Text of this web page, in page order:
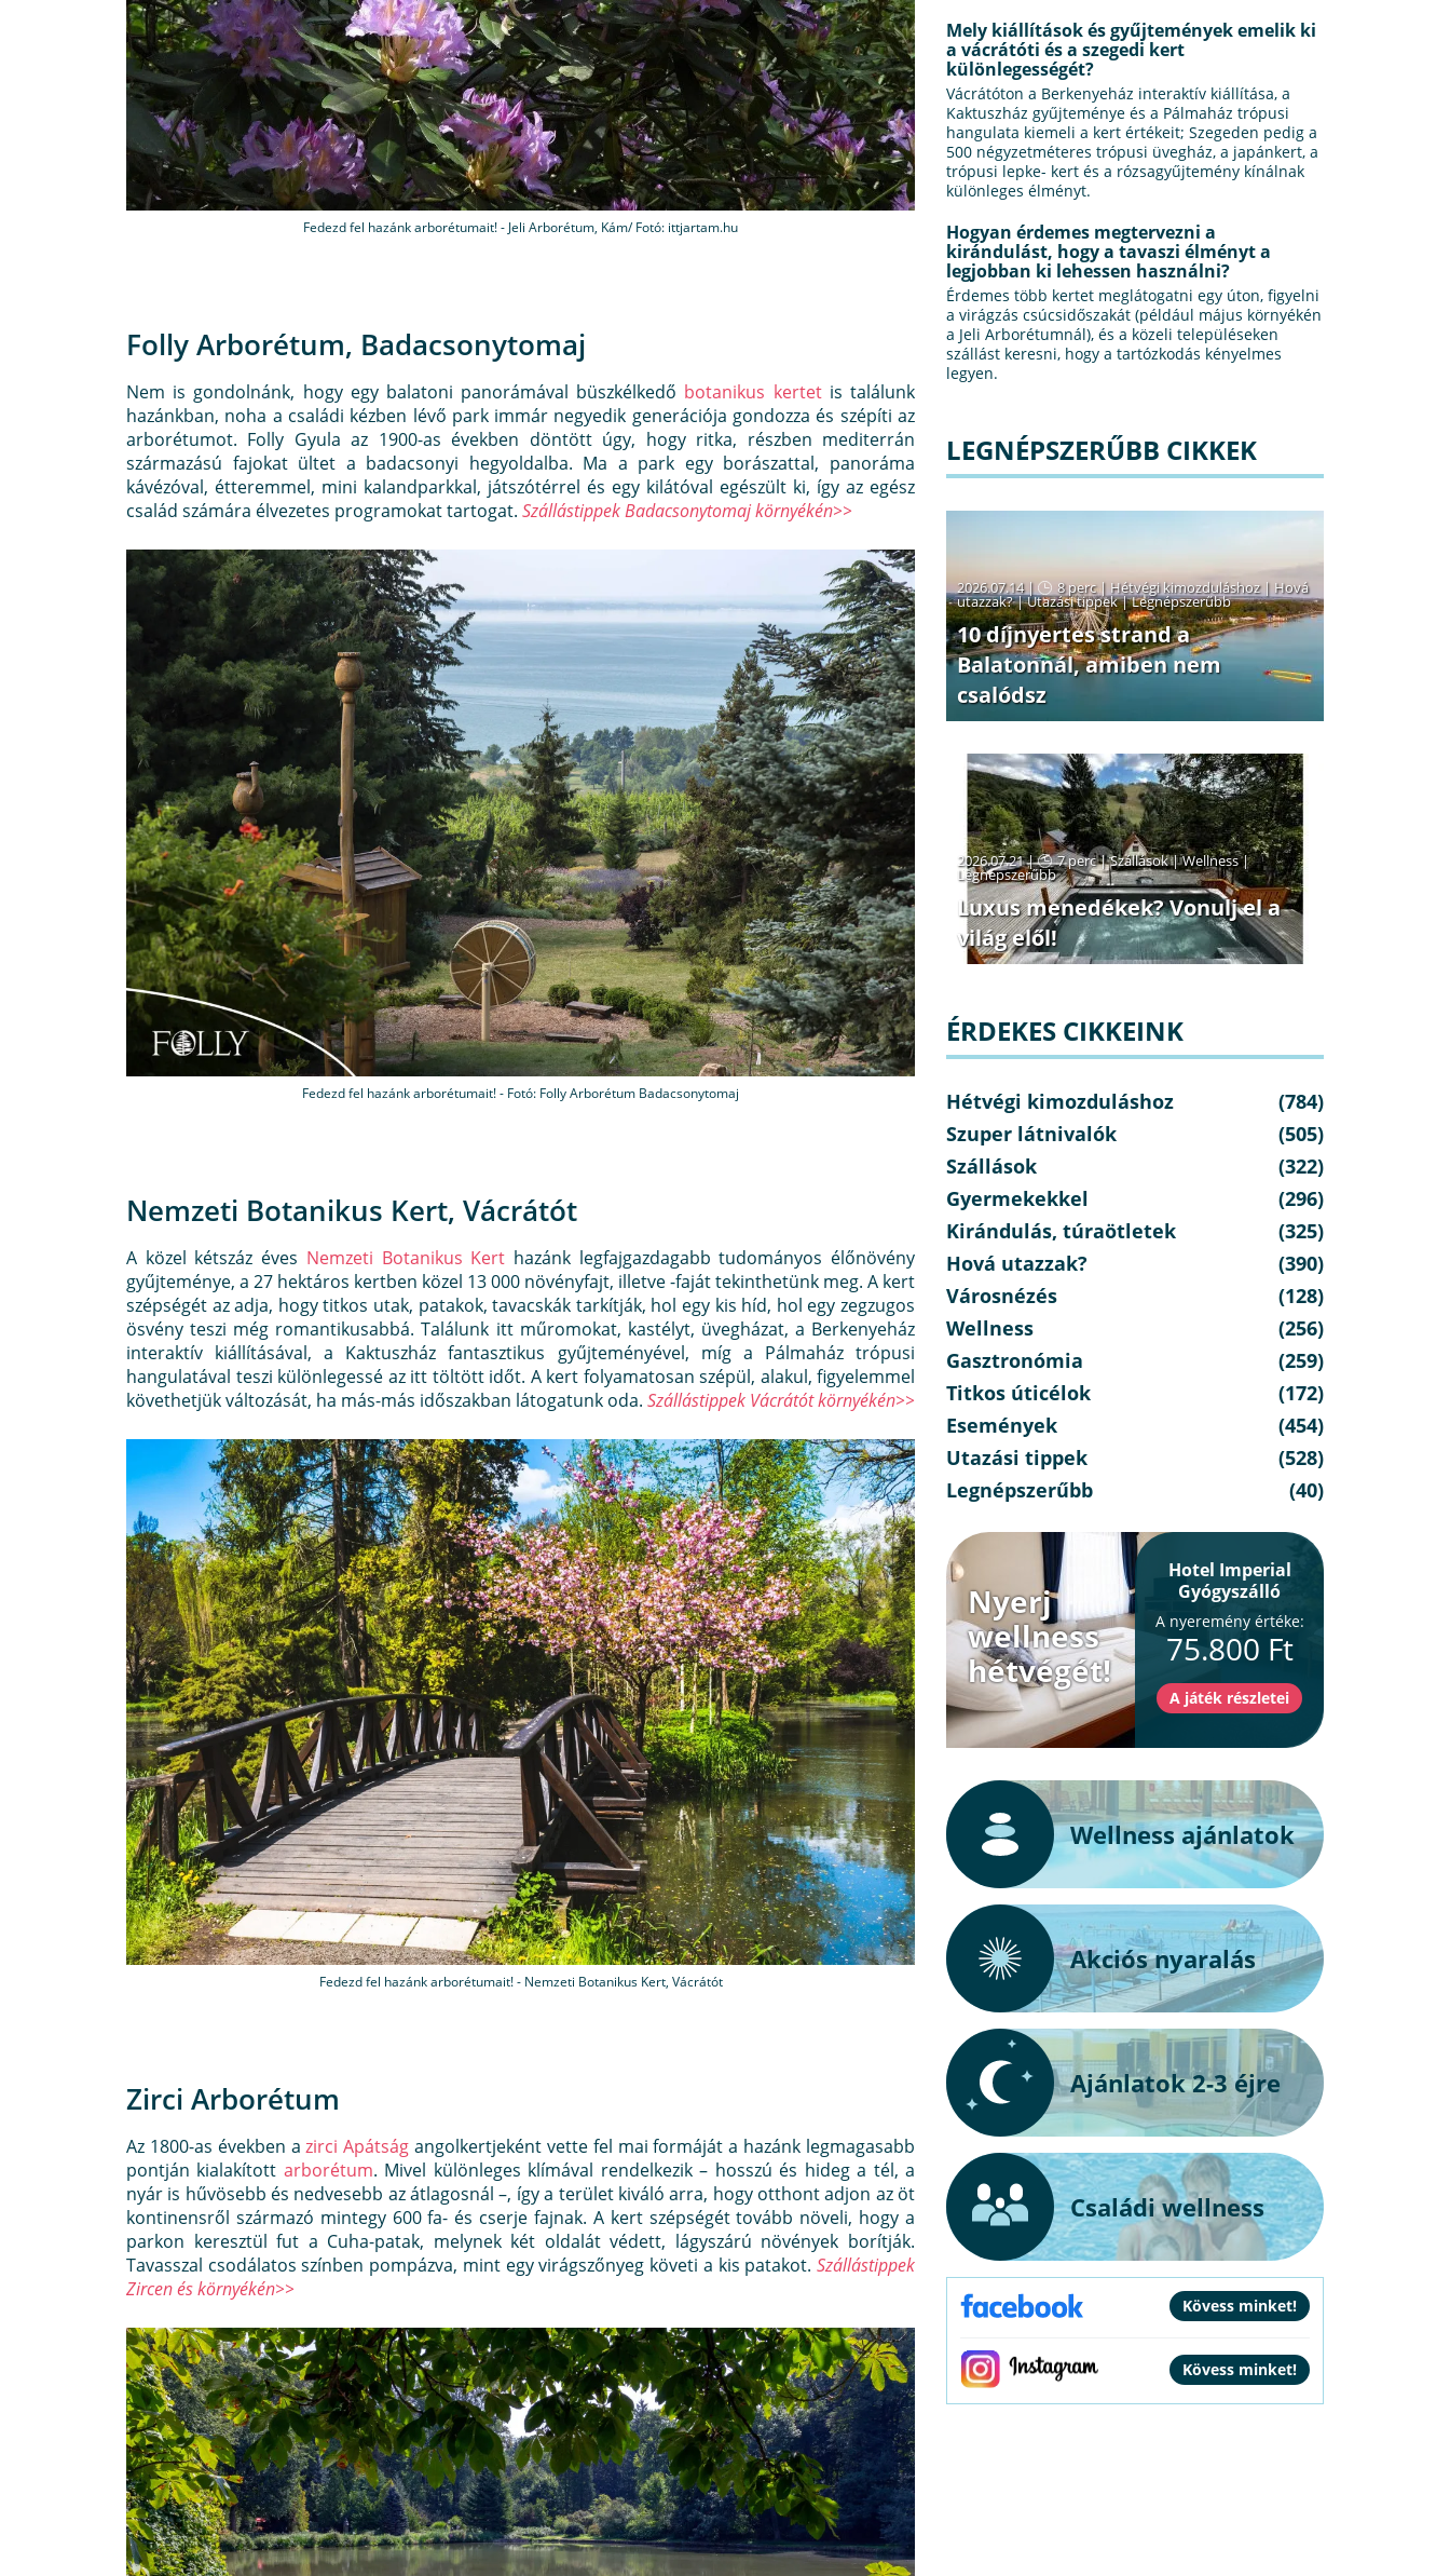
Fedezd fel hazánk arborétumait! - Jeli Arborétum, Kám/ Fotó: ittjartam.hu
Folly Arborétum, Badacsonytomaj
Nem is gondolnánk, hogy egy balatoni panorámával büszkélkedő botanikus kertetis találunk
hazánkban, noha a családi kézben lévő park immár negyedik generációja gondozza és szépíti az
arborétumot. Folly Gyula az 1900-as években döntött úgy, hogy ritka, részben mediterrán
származású fajokat ültet a badacsonyi hegyoldalba. Ma a park egy borászattal, panoráma
kávézóval, étteremmel, mini kalandparkkal, játszótérrel és egy kilátóval egészült ki, így az egész
család számára élvezetes programokat tartogat. Szállástippek Badacsonytomaj környékén>>
Fedezd fel hazánk arborétumait! - Fotó: Folly Arborétum Badacsonytomaj
Nemzeti Botanikus Kert, Vácrátót
A közel kétszáz éves Nemzeti Botanikus Kert hazánk legfajgazdagabb tudományos élőnövény
gyűjteménye, a 27 hektáros kertben közel 13 000 növényfajt, illetve -faját tekinthetünk meg. A kert
szépségét az adja, hogy titkos utak, patakok, tavacskák tarkítják, hol egy kis híd, hol egy zegzugos
ösvény teszi még romantikusabbá. Találunk itt műromokat, kastélyt, üvegházat, a Berkenyeház
interaktív kiállításával, a Kaktuszház fantasztikus gyűjteményével, míg a Pálmaház trópusi
hangulatával teszi különlegessé az itt töltött időt. A kert folyamatosan szépül, alakul, figyelemmel
követhetjük változását, ha más-más időszakban látogatunk oda. Szállástippek Vácrátót környékén>>
Fedezd fel hazánk arborétumait! - Nemzeti Botanikus Kert, Vácrátót
Zirci Arborétum
Az 1800-as években azirci Apátság angolkertjeként vette fel mai formáját a hazánk legmagasabb
pontján kialakított arborétum. Mivel különleges klímával rendelkezik – hosszú és hideg a tél, a
nyár is hűvösebb és nedvesebb az átlagosnál –, így a terület kiváló arra, hogy otthont adjon az öt
kontinensről származó mintegy 600 fa- és cserje fajnak. A kert szépségét tovább növeli, hogy a
parkon keresztül fut a Cuha-patak, melynek két oldalát védett, lágyszárú növények borítják.
Tavasszal csodálatos színben pompázva, mint egy virágszőnyeg követi a kis patakot. Szállástippek
Zircen és környékén>>
Mely kiállítások és gyűjtemények emelik ki
a vácrátóti és a szegedi kert
különlegességét?
Vácrátóton a Berkenyeház interaktív kiállítása, a
Kaktuszház gyűjteménye és a Pálmaház trópusi
hangulata kiemeli a kert értékeit; Szegeden pedig a
500 négyzetméteres trópusi üvegház, a japánkert, a
trópusi lepke- kert és a rózsagyűjtemény kínálnak
különleges élményt.
Hogyan érdemes megtervezni a
kirándulást, hogy a tavaszi élményt a
legjobban ki lehessen használni?
Érdemes több kertet meglátogatni egy úton, figyelni
a virágzás csúcsidőszakát (például május környékén
a Jeli Arborétumnál), és a közeli településeken
szállást keresni, hogy a tartózkodás kényelmes
legyen.
LEGNÉPSZERŰBB CIKKEK
2026.07.14 | 8 perc| Hétvégi kimozduláshoz| Hová
utazzak?|Utazási tippek|Legnépszerűbb
10 díjnyertes strand a
Balatonnál, amiben nem
csalódsz
2026.07.21 | 7 perc|Szállások|Wellness|
Legnépszerűbb
Luxus menedékek? Vonulj el a
világ elől!
ÉRDEKES CIKKEINK
Hétvégi kimozduláshoz
(784)
Szuper látnivalók
(505)
Szállások
(322)
Gyermekekkel
(296)
Kirándulás, túraötletek
(325)
Hová utazzak?
(390)
Városnézés
(128)
Wellness
(256)
Gasztronómia
(259)
Titkos úticélok
(172)
Események
(454)
Utazási tippek
(528)
Legnépszerűbb
(40)
Nyerj
wellness
hétvégét!
Hotel Imperial
Gyógyszálló
A nyeremény értéke:
75.800 Ft
Wellness ajánlatok
Akciós nyaralás
Ajánlatok 2-3 éjre
Családi wellness